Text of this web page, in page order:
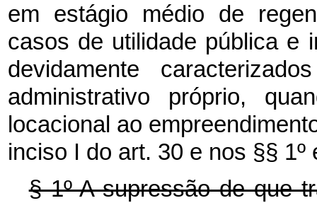
em estágio médio de
casos de utilidade pública e
devidamente
administrativo próprio,
locacional ao
inciso I do art. 30 e nos §§ 1º
§ 1º A supressão de que